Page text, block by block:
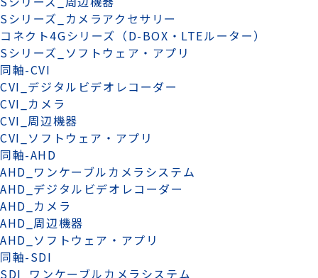
Sシリーズ_カメラアクセサリー
コネクト4Gシリーズ（D-BOX・LTEルーター）
Sシリーズ_ソフトウェア・アプリ
同軸-CVI
CVI_デジタルビデオレコーダー
CVI_カメラ
CVI_周辺機器
CVI_ソフトウェア・アプリ
同軸-AHD
AHD_ワンケーブルカメラシステム
AHD_デジタルビデオレコーダー
AHD_カメラ
AHD_周辺機器
AHD_ソフトウェア・アプリ
同軸-SDI
SDI_ワンケーブルカメラシステム